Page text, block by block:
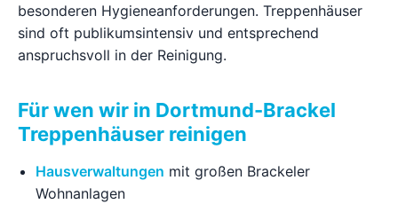
besonderen Hygieneanforderungen. Treppenhäuser
sind oft publikumsintensiv und entsprechend
anspruchsvoll in der Reinigung.
Für wen wir in Dortmund-Brackel
Treppenhäuser reinigen
Hausverwaltungen mit großen Brackeler
Wohnanlagen